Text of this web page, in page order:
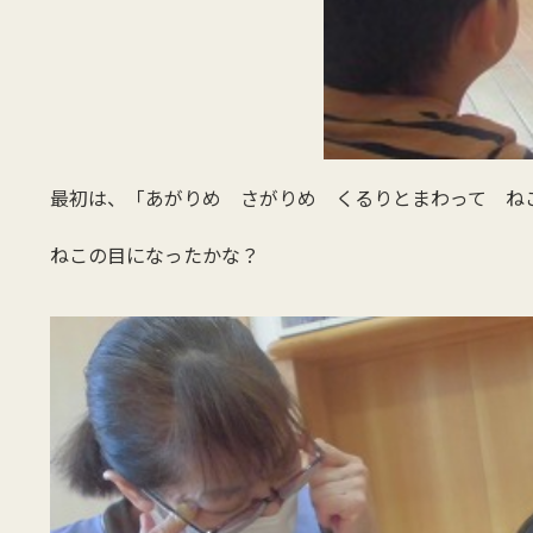
最初は、「あがりめ さがりめ くるりとまわって ね
ねこの目になったかな？